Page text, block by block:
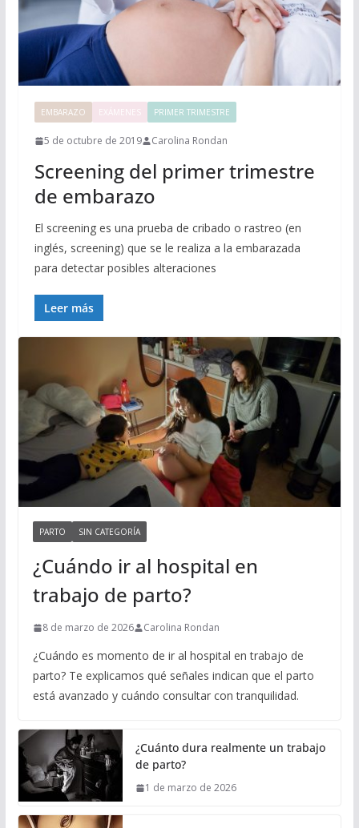
EMBARAZO EXÁMENES PRIMER TRIMESTRE
5 de octubre de 2019 Carolina Rondan
Screening del primer trimestre
de embarazo
El screening es una prueba de cribado o rastreo (en
inglés, screening) que se le realiza a la embarazada
para detectar posibles alteraciones
Leer más
PARTO SIN CATEGORÍA
¿Cuándo ir al hospital en
trabajo de parto?
8 de marzo de 2026 Carolina Rondan
¿Cuándo es momento de ir al hospital en trabajo de
parto? Te explicamos qué señales indican que el parto
está avanzado y cuándo consultar con tranquilidad.
¿Cuánto dura realmente un trabajo
de parto?
1 de marzo de 2026